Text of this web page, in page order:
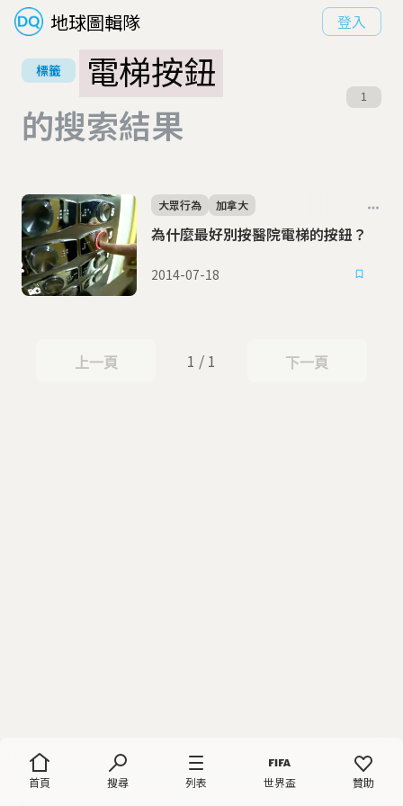
地球圖輯隊 登入
首頁 搜尋 列表 世界盃 贊助
標籤
電梯按鈕
的搜索結果
1
為什麼最好別按醫院電梯的按鈕？
大眾行為 加拿大
2014-07-18
上一頁
上一頁 1 / 1 下一頁
下一頁